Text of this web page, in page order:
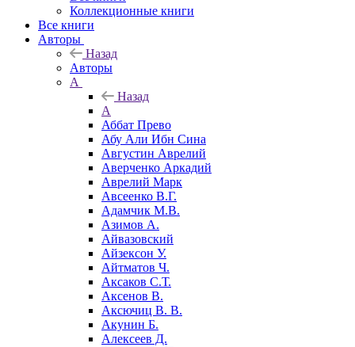
Коллекционные книги
Все книги
Авторы
Назад
Авторы
А
Назад
А
Аббат Прево
Абу Али Ибн Сина
Августин Аврелий
Аверченко Аркадий
Аврелий Марк
Авсеенко В.Г.
Адамчик М.В.
Азимов А.
Айвазовский
Айзексон У.
Айтматов Ч.
Аксаков С.Т.
Аксенов В.
Аксючиц В. В.
Акунин Б.
Алексеев Д.